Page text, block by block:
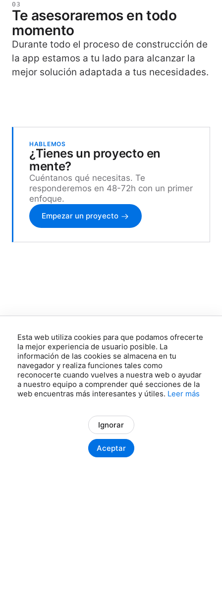
03
Te asesoraremos en todo
momento
Durante todo el proceso de construcción de
la app estamos a tu lado para alcanzar la
mejor solución adaptada a tus necesidades.
HABLEMOS
¿Tienes un proyecto en
mente?
Cuéntanos qué necesitas. Te
responderemos en 48-72h con un primer
enfoque.
Empezar un proyecto
Esta web utiliza cookies para que podamos ofrecerte
la mejor experiencia de usuario posible. La
información de las cookies se almacena en tu
navegador y realiza funciones tales como
reconocerte cuando vuelves a nuestra web o ayudar
a nuestro equipo a comprender qué secciones de la
web encuentras más interesantes y útiles. Leer más
Ignorar
Aceptar